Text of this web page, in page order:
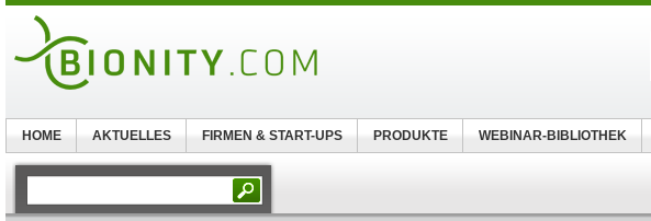
HOME AKTUELLES FIRMEN & START-UPS PRODUKTE WEBINAR-BIBLIOTHEK